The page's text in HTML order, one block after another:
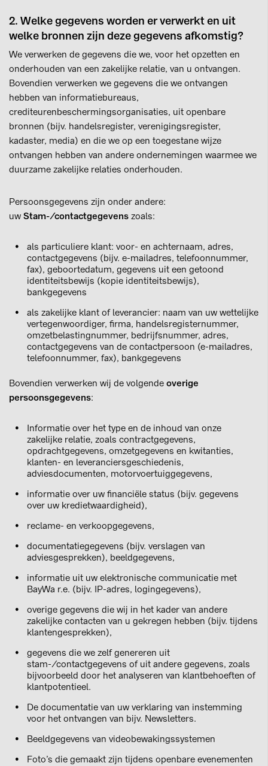
2. Welke gegevens worden er verwerkt en uit
welke bronnen zijn deze gegevens afkomstig?
We verwerken de gegevens die we, voor het opzetten en
onderhouden van een zakelijke relatie, van u ontvangen.
Bovendien verwerken we gegevens die we ontvangen
hebben van informatiebureaus,
crediteurenbeschermingsorganisaties, uit openbare
bronnen (bijv. handelsregister, verenigingsregister,
kadaster, media) en die we op een toegestane wijze
ontvangen hebben van andere ondernemingen waarmee we
duurzame zakelijke relaties onderhouden.
Persoonsgegevens zijn onder andere:
uw Stam-/contactgegevens zoals:
als particuliere klant: voor- en achternaam, adres,
contactgegevens (bijv. e-mailadres, telefoonnummer,
fax), geboortedatum, gegevens uit een getoond
identiteitsbewijs (kopie identiteitsbewijs),
bankgegevens
als zakelijke klant of leverancier: naam van uw wettelijke
vertegenwoordiger, firma, handelsregisternummer,
omzetbelastingnummer, bedrijfsnummer, adres,
contactgegevens van de contactpersoon (e-mailadres,
telefoonnummer, fax), bankgegevens
Bovendien verwerken wij de volgende overige
persoonsgegevens:
Informatie over het type en de inhoud van onze
zakelijke relatie, zoals contractgegevens,
opdrachtgegevens, omzetgegevens en kwitanties,
klanten- en leveranciersgeschiedenis,
adviesdocumenten, motorvoertuiggegevens,
informatie over uw financiële status (bijv. gegevens
over uw kredietwaardigheid),
reclame- en verkoopgegevens,
documentatiegegevens (bijv. verslagen van
adviesgesprekken), beeldgegevens,
informatie uit uw elektronische communicatie met
BayWa r.e. (bijv. IP-adres, logingegevens),
overige gegevens die wij in het kader van andere
zakelijke contacten van u gekregen hebben (bijv. tijdens
klantengesprekken),
gegevens die we zelf genereren uit
stam-/contactgegevens of uit andere gegevens, zoals
bijvoorbeeld door het analyseren van klantbehoeften of
klantpotentieel.
De documentatie van uw verklaring van instemming
voor het ontvangen van bijv. Newsletters.
Beeldgegevens van videobewakingssystemen
Foto’s die gemaakt zijn tijdens openbare evenementen